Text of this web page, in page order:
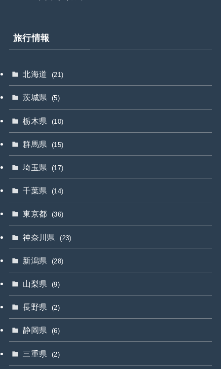
旅行情報
北海道 (21)
茨城県 (5)
栃木県 (10)
群馬県 (15)
埼玉県 (17)
千葉県 (14)
東京都 (36)
神奈川県 (23)
新潟県 (28)
山梨県 (9)
長野県 (2)
静岡県 (6)
三重県 (2)